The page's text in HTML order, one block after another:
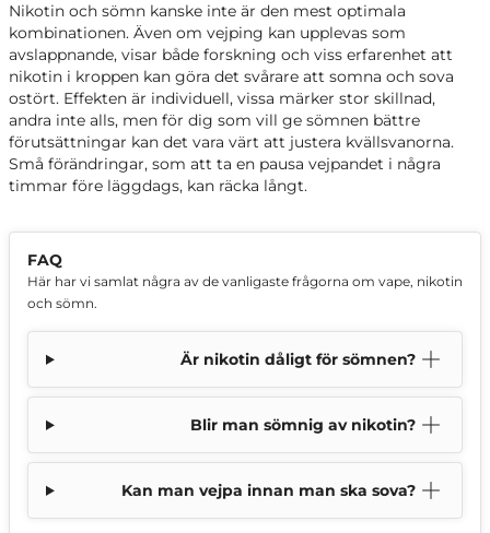
Nikotin och sömn kanske inte är den mest optimala
kombinationen. Även om vejping kan upplevas som
avslappnande, visar både forskning och viss erfarenhet att
nikotin i kroppen kan göra det svårare att somna och sova
ostört. Effekten är individuell, vissa märker stor skillnad,
andra inte alls, men för dig som vill ge sömnen bättre
förutsättningar kan det vara värt att justera kvällsvanorna.
Små förändringar, som att ta en pausa vejpandet i några
timmar före läggdags, kan räcka långt.
FAQ
Här har vi samlat några av de vanligaste frågorna om vape, nikotin
och sömn.
Är nikotin dåligt för sömnen?
Blir man sömnig av nikotin?
Kan man vejpa innan man ska sova?